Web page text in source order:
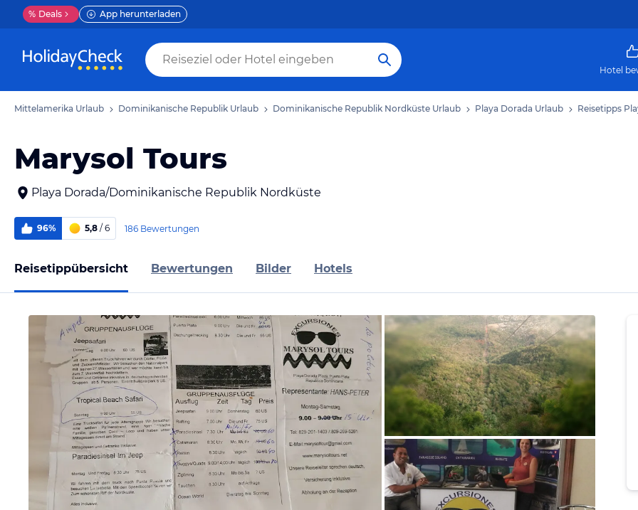
% Deals App herunterladen
Hotel
Mittelamerika Urlaub Dominikanische Republik Urlaub Dominikanische Republik Nordküste Urlaub Playa Dorada Urlaub Reisetipps
Marysol Tours
Playa Dorada/Dominikanische Republik Nordküste
96% 5,8 / 6 186 Bewertungen
Reisetippübersicht Bewertungen Bilder Hotels
Bild melden
von Karsten